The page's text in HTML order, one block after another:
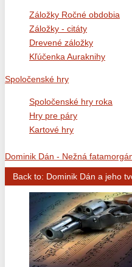
Záložky Ročné obdobia
Záložky - citáty
Drevené záložky
Kľúčenka Auraknihy
Spoločenské hry
Spoločenské hry roka
Hry pre páry
Kartové hry
Dominik Dán - Nežná
Back to: Dominik Dán a jeho